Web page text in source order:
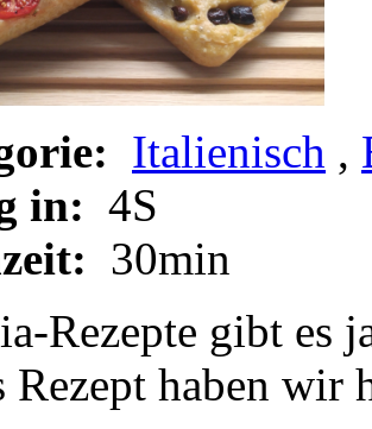
Italienisch ,
in: 4S
30min
Rezepte gibt es
Rezept haben wir